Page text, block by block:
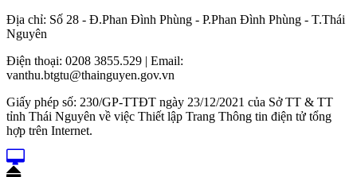
Địa chỉ: Số 28 - Đ.Phan Đình Phùng - P.Phan Đình Phùng - T.Thái
Nguyên
Điện thoại: 0208 3855.529 | Email:
vanthu.btgtu@thainguyen.gov.vn
Giấy phép số: 230/GP-TTĐT ngày 23/12/2021 của Sở TT & TT
tỉnh Thái Nguyên về việc Thiết lập Trang Thông tin điện tử tổng
hợp trên Internet.